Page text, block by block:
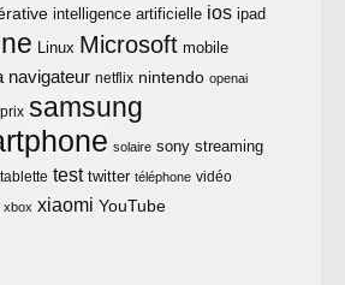
intelligence artificielle ios ipad
Linux Microsoft mobile
navigateur netflix nintendo openai
prix samsung
solaire sony streaming
tablette test twitter téléphone vidéo
xbox xiaomi YouTube